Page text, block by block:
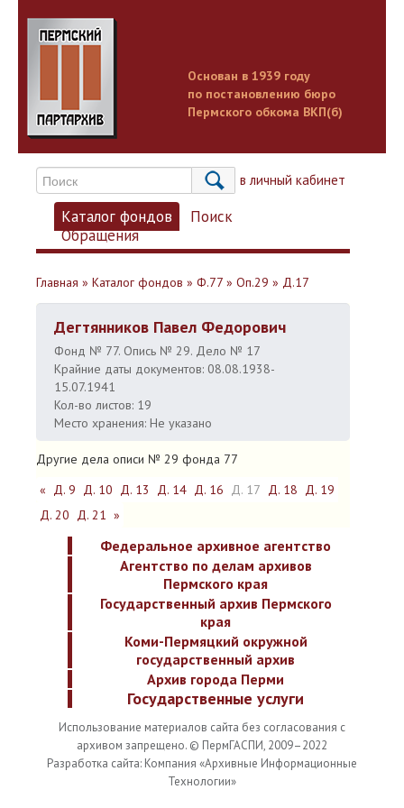
Основан в 1939 году
по постановлению бюро
Пермского обкома ВКП(б)
Вход в личный кабинет
Каталог фондов
Поиск
Обращения
Главная » Каталог фондов » Ф.77 » Оп.29 » Д.17
Дегтянников Павел Федорович
Фонд № 77. Опись № 29. Дело № 17
Крайние даты документов: 08.08.1938-
15.07.1941
Кол-во листов: 19
Место хранения: Не указано
Другие дела описи № 29 фонда 77
« Д. 9 Д. 10 Д. 13 Д. 14 Д. 16 Д. 17 Д. 18 Д. 19
Д. 20 Д. 21 »
Федеральное архивное агентство
Агентство по делам архивов
Пермского края
Государственный архив Пермского
края
Коми-Пермяцкий окружной
государственный архив
Архив города Перми
Государственные услуги
Использование материалов сайта без согласования с
архивом запрещено. © ПермГАСПИ, 2009–2022
Разработка сайта: Компания «Архивные Информационные
Технологии»